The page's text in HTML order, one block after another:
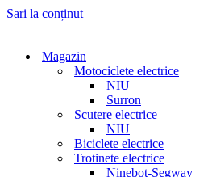
Sari la conținut
Magazin
Motociclete electrice
NIU
Surron
Scutere electrice
NIU
Biciclete electrice
Trotinete electrice
Ninebot-Segway